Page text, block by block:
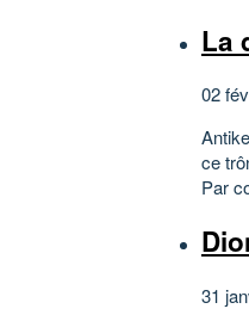
La
02
ce
Par
31